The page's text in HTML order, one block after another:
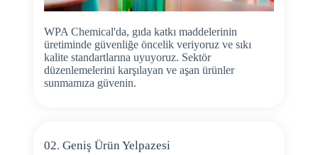
WPA Chemical'da, gıda katkı maddelerinin
üretiminde güvenliğe öncelik veriyoruz ve sıkı
kalite standartlarına uyuyoruz. Sektör
düzenlemelerini karşılayan ve aşan ürünler
sunmamıza güvenin.
02. Geniş Ürün Yelpazesi